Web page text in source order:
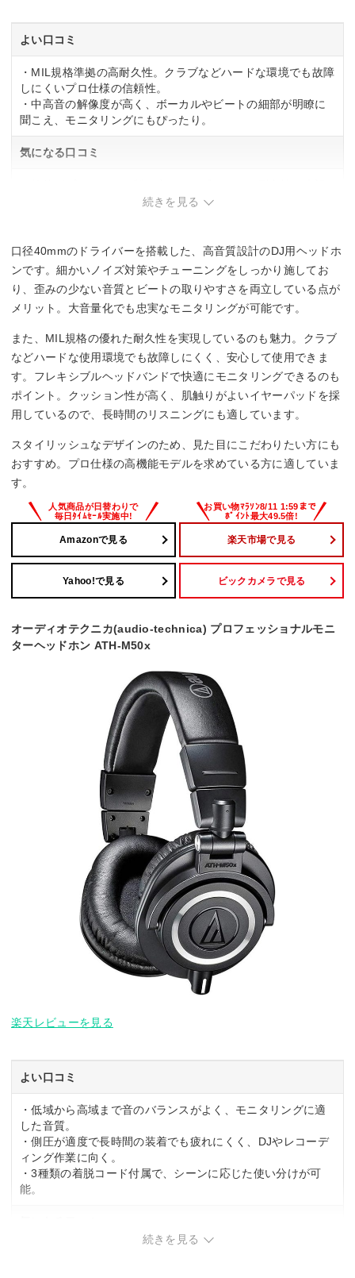
よい口コミ
・MIL規格準拠の高耐久性。クラブなどハードな環境でも故障
しにくいプロ仕様の信頼性。
・中高音の解像度が高く、ボーカルやビートの細部が明瞭に
聞こえ、モニタリングにもぴったり。
気になる口コミ
続きを見る
口径40mmのドライバーを搭載した、高音質設計のDJ用ヘッドホ
ンです。細かいノイズ対策やチューニングをしっかり施してお
り、歪みの少ない音質とビートの取りやすさを両立している点が
メリット。大音量化でも忠実なモニタリングが可能です。
また、MIL規格の優れた耐久性を実現しているのも魅力。クラブ
などハードな使用環境でも故障しにくく、安心して使用できま
す。フレキシブルヘッドバンドで快適にモニタリングできるのも
ポイント。クッション性が高く、肌触りがよいイヤーパッドを採
用しているので、長時間のリスニングにも適しています。
スタイリッシュなデザインのため、見た目にこだわりたい方にも
おすすめ。プロ仕様の高機能モデルを求めている方に適していま
す。
Amazonで見る 楽天市場で見る
Yahoo!で見る ビックカメラで見る
オーディオテクニカ(audio-technica) プロフェッショナルモニ
ターヘッドホン ATH-M50x
楽天レビューを見る
よい口コミ
・低域から高域まで音のバランスがよく、モニタリングに適
した音質。
・側圧が適度で長時間の装着でも疲れにくく、DJやレコーデ
ィング作業に向く。
・3種類の着脱コード付属で、シーンに応じた使い分けが可
能。
続きを見る